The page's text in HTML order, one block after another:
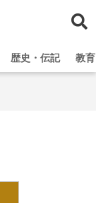
歴史・伝記 教